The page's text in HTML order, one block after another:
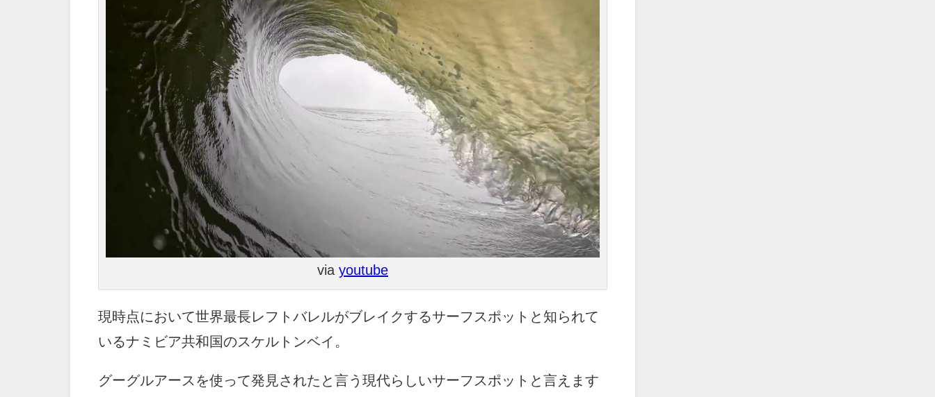
via youtube
現時点において世界最長レフトバレルがブレイクするサーフスポットと知られて
いるナミビア共和国のスケルトンベイ。
グーグルアースを使って発見されたと言う現代らしいサーフスポットと言えます